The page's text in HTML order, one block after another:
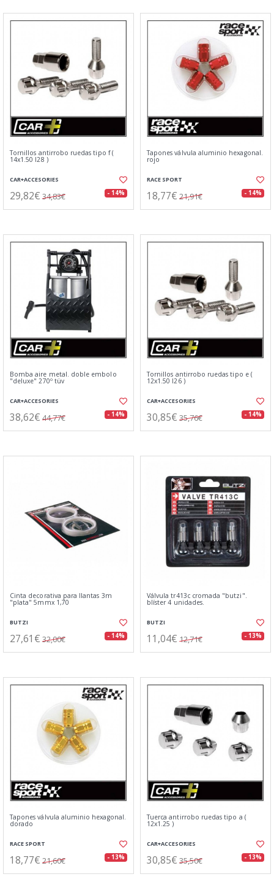
Tornillos antirrobo ruedas tipo f (
14x1.50 l28 )
CAR+ACCESORIES
29,82€ 34,83€ - 14%
Tapones válvula aluminio hexagonal.
rojo
RACE SPORT
18,77€ 21,91€ - 14%
Bomba aire metal. doble embolo
"deluxe" 270º tüv
CAR+ACCESORIES
38,62€ 44,77€ - 14%
Tornillos antirrobo ruedas tipo e (
12x1.50 l26 )
CAR+ACCESORIES
30,85€ 35,76€ - 14%
Cinta decorativa para llantas 3m
"plata" 5mmx 1,70
BUTZI
27,61€ 32,00€ - 14%
Válvula tr413c cromada "butzi".
blíster 4 unidades.
BUTZI
11,04€ 12,71€ - 13%
Tapones válvula aluminio hexagonal.
dorado
RACE SPORT
18,77€ 21,60€ - 13%
Tuerca antirrobo ruedas tipo a (
12x1.25 )
CAR+ACCESORIES
30,85€ 35,50€ - 13%